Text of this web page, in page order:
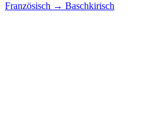
Französisch → Baschkirisch